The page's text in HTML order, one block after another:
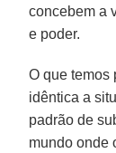
concebem a
e poder.
O que
idêntica a
padrão de
mundo onde